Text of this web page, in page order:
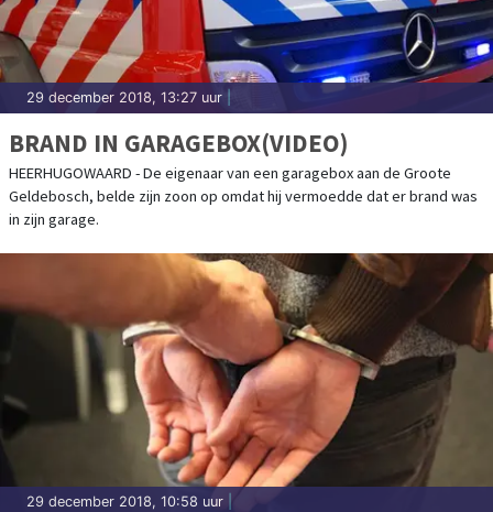
29 december 2018, 13:27 uur
BRAND IN GARAGEBOX(VIDEO)
HEERHUGOWAARD - De eigenaar van een garagebox aan de Groote
Geldebosch, belde zijn zoon op omdat hij vermoedde dat er brand was
in zijn garage.
29 december 2018, 10:58 uur